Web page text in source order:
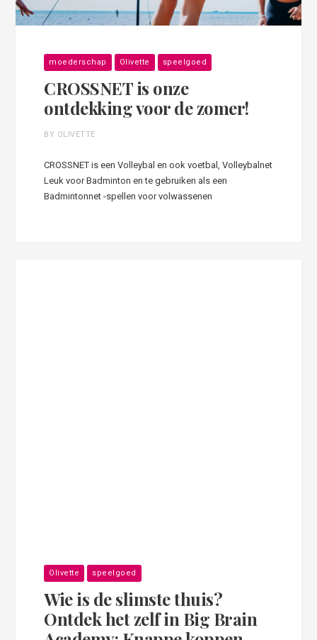
moederschap Olivette speelgoed
CROSSNET is onze
ontdekking voor de zomer!
BY OLIVETTE
CROSSNET is een Volleybal en ook voetbal, Volleybalnet
Leuk voor Badminton en te gebruiken als een
Badmintonnet -spellen voor volwassenen
Olivette speelgoed
Wie is de slimste thuis?
Ontdek het zelf in Big Brain